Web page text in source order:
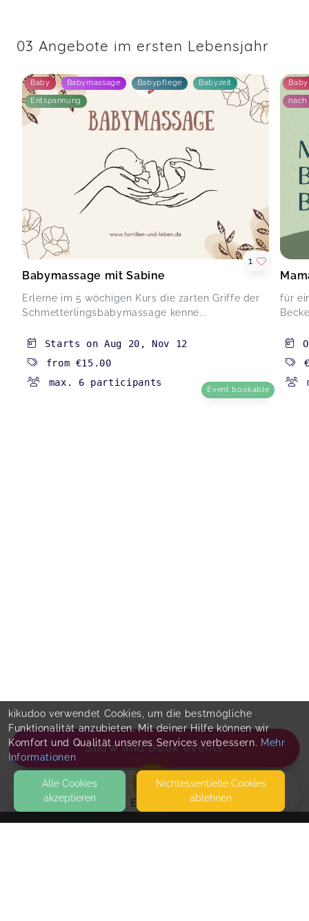
EVENTS
Show and book events
03 Angebote im ersten Lebensjahr
Baby Babymassage Babypflege Babyzeit
Entspannung
Babymassage mit Sabine
Erlerne im 5 wöchigen Kurs die zarten Griffe der
Schmetterlingsbabymassage kenne...
1
Starts onAug 20 , Nov 12
from €15.00
max. 6 participants
Event bookable
Baby
für
kikudoo verwendet Cookies, um die bestmögliche
Funktionalität anzubieten. Mit deiner Hilfe können wir
Komfort und Qualität unseres Services verbessern. Mehr
Informationen
Alle Cookies
akzeptieren
Nicht­essentielle Cookies
ablehnen